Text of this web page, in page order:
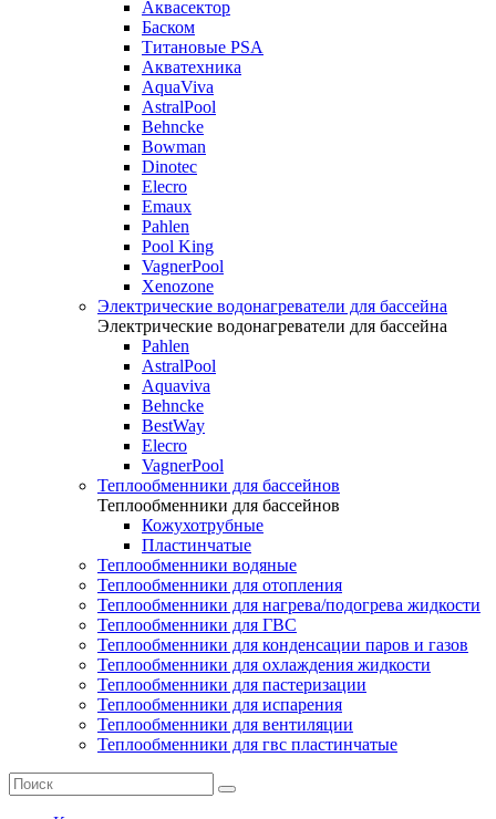
Аквасектор
Баском
Титановые PSA
Акватехника
AquaViva
AstralPool
Behncke
Bowman
Dinotec
Elecro
Emaux
Pahlen
Pool King
VagnerPool
Xenozone
Электрические водонагреватели для бассейна
Электрические водонагреватели для бассейна
Pahlen
AstralPool
Aquaviva
Behncke
BestWay
Elecro
VagnerPool
Теплообменники для бассейнов
Теплообменники для бассейнов
Кожухотрубные
Пластинчатые
Теплообменники водяные
Теплообменники для отопления
Теплообменники для нагрева/подогрева жидкости
Теплообменники для ГВС
Теплообменники для конденсации паров и газов
Теплообменники для охлаждения жидкости
Теплообменники для пастеризации
Теплообменники для испарения
Теплообменники для вентиляции
Теплообменники для гвс пластинчатые